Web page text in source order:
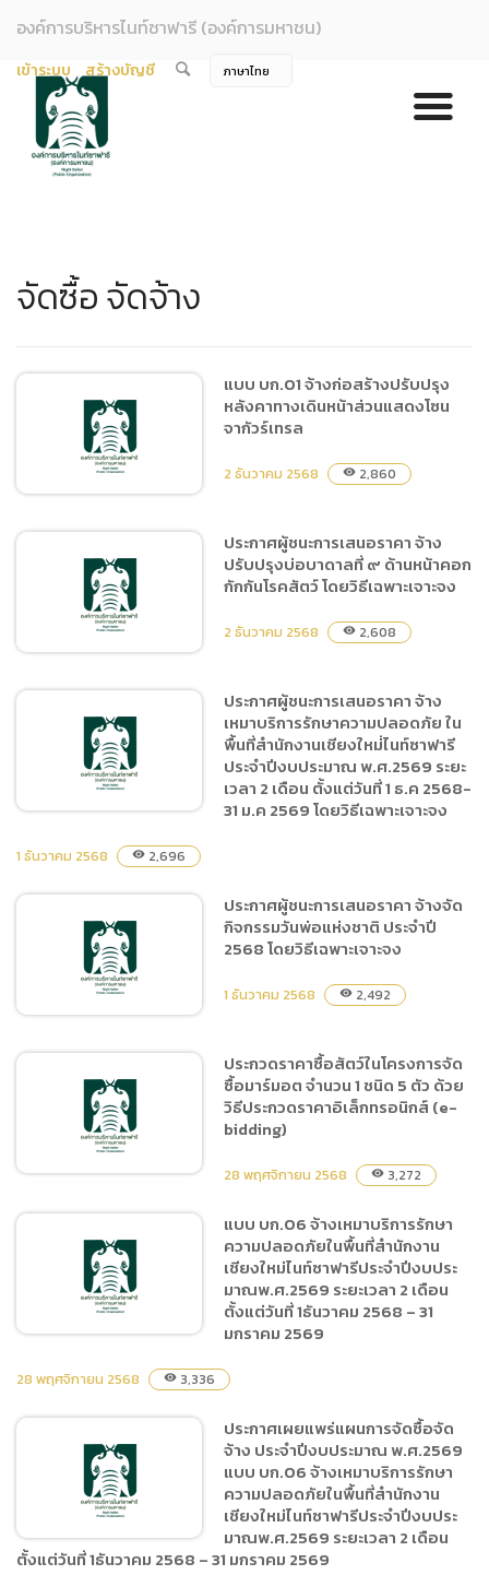
องค์การบริหารไนท์ซาฟารี (องค์การมหาชน)
เข้าระบบ สร้างบัญชี
จัดซื้อ จัดจ้าง
แบบ บก.01 จ้างก่อสร้าง
ปรับปรุงหลังคาทางเดินหน้า
ส่วนแสดงโซนจากัวร์เทรล
แบบ บก.01 จ้างก่อสร้างปรับปรุง
หลังคาทางเดินหน้าส่วนแสดงโซน
จากัวร์เทรล
2 ธันวาคม 2568 visibility 2,860
ประกาศผู้ชนะการเสนอราคา
จ้างปรับปรุงบ่อบาดาลที่ ๙
ด้านหน้าคอกกักกันโรคสัตว์
โดยวิธีเฉพาะเจาะจง
ประกาศผู้ชนะการเสนอราคา จ้าง
ปรับปรุงบ่อบาดาลที่ ๙ ด้านหน้าคอก
กักกันโรคสัตว์ โดยวิธีเฉพาะเจาะจง
2 ธันวาคม 2568 visibility 2,608
ประกาศผู้ชนะการเสนอราคา
ปลอดภัย ในพื้นที่สำนักงาน
เชียงใหม่่ไนท์ซาฟารี ประจำ
ปีงบประมาณ พ.ศ.2569 ระยะ
เวลา 2 เดือน ตั้งแต่วันที่ 1 ธ.ค
เฉพาะเจาะจง
ประกาศผู้ชนะการเสนอราคา จ้าง
เหมาบริการรักษาความปลอดภัย ใน
พื้นที่สำนักงานเชียงใหม่่ไนท์ซาฟารี
ประจำปีงบประมาณ พ.ศ.2569 ระยะ
เวลา 2 เดือน ตั้งแต่วันที่ 1 ธ.ค 2568-
31 ม.ค 2569 โดยวิธีเฉพาะเจาะจง
1 ธันวาคม 2568 visibility 2,696
ประกาศผู้ชนะการเสนอราคา
จ้างจัดกิจกรรมวันพ่อแห่ง
ชาติ ประจำปี 2568 โดยวิธี
เฉพาะเจาะจง
ประกาศผู้ชนะการเสนอราคา จ้างจัด
กิจกรรมวันพ่อแห่งชาติ ประจำปี
2568 โดยวิธีเฉพาะเจาะจง
1 ธันวาคม 2568 visibility 2,492
ประกวดราคาซื้อสัตว์ใน
โครงการจัดซื้อมาร์มอต
จำนวน 1 ชนิด 5 ตัว ด้วยวิธี
ประกวดราคาอิเล็กทรอนิกส์
ประกวดราคาซื้อสัตว์ในโครงการจัด
ซื้อมาร์มอต จำนวน 1 ชนิด 5 ตัว ด้วย
วิธีประกวดราคาอิเล็กทรอนิกส์ (e-
bidding)
28 พฤศจิกายน 2568 visibility 3,272
แบบ บก.06 จ้างเหมาบริการ
สำนักงานเชียงใหม่ไนท์ซาฟารี
ประจำปีงบประมาณพ.ศ.2569
ระยะเวลา 2 เดือน ตั้งแต่วันที่
1ธันวาคม 2568 – 31 มกราคม
2569
แบบ บก.06 จ้างเหมาบริการรักษา
ความปลอดภัยในพื้นที่สำนักงาน
เชียงใหม่ไนท์ซาฟารีประจำปีงบประ
มาณพ.ศ.2569 ระยะเวลา 2 เดือน
ตั้งแต่วันที่ 1ธันวาคม 2568 – 31
มกราคม 2569
28 พฤศจิกายน 2568 visibility 3,336
ประกาศเผยแพร่แผนการจัดซื้อจัด
จ้าง ประจำปีงบประมาณ พ.ศ.2569
แบบ บก.06 จ้างเหมาบริการรักษา
ความปลอดภัยในพื้นที่สำนักงาน
เชียงใหม่ไนท์ซาฟารีประจำปีงบประ
มาณพ.ศ.2569 ระยะเวลา 2 เดือน
ตั้งแต่วันที่ 1ธันวาคม 2568 – 31 มกราคม 2569